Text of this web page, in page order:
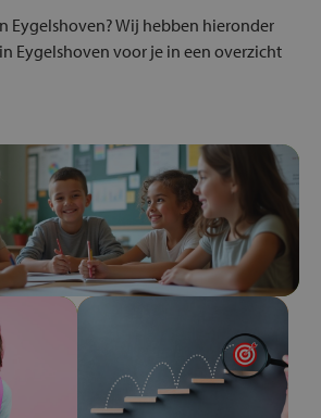
Eygelshoven? Wij hebben hieronder
Eygelshoven voor je in een overzicht